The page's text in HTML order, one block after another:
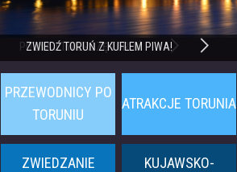
ZWIEDŹ TORUŃ Z KUFLEM PIWA!
POZNAJ TWIERDZĘ TORUŃ
PRZEWODNICY PO
TORUNIU
ATRAKCJE TORUNIA
ZWIEDZANIE
KUJAWSKO-